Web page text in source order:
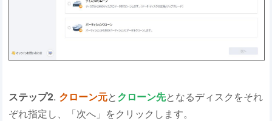
ステップ2. クローン元と クローン先となるディスクをそれ
ぞれ指定し、「次へ」をクリックします。